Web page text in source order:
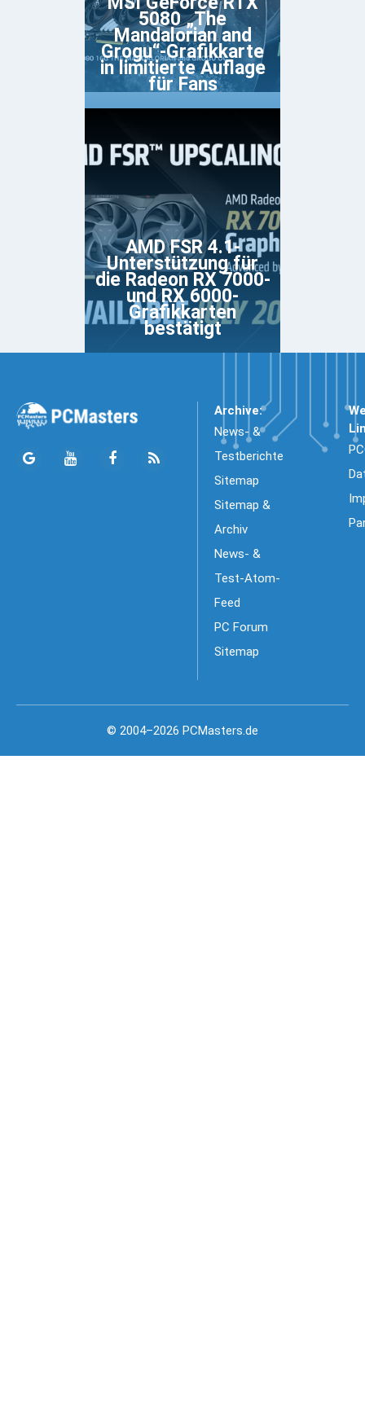
5080 „The
Mandalorian and
Grogu“-Grafikkarte
in limitierte Auflage
für Fans
AMD FSR 4.1-
Unterstützung für
die Radeon RX 7000-
und RX 6000-
Grafikkarten
bestätigt
Archive:
News- &
Testberichte
Sitemap
Sitemap &
Archiv
News- &
Test-Atom-
Feed
PC Forum
Sitemap
© 2004–2026 PCMasters.de